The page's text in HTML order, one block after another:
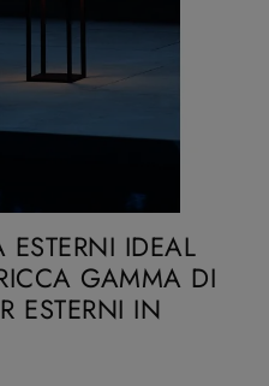
IDEAL
GAMMA DI
ESTERNI IN